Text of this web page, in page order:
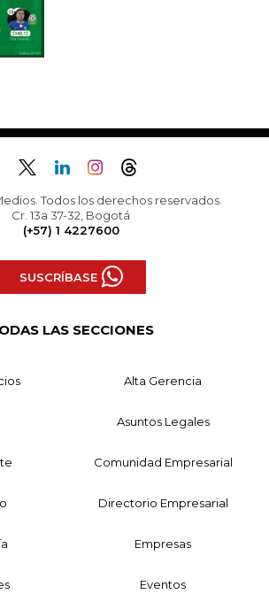
Todos los derechos reservados.
Cr. 13a 37-32, Bogotá
(+57) 1 4227600
SUSCRÍBASE
LAS SECCIONES
Alta Gerencia
Asuntos Legales
Comunidad Empresarial
Directorio Empresarial
Empresas
Eventos